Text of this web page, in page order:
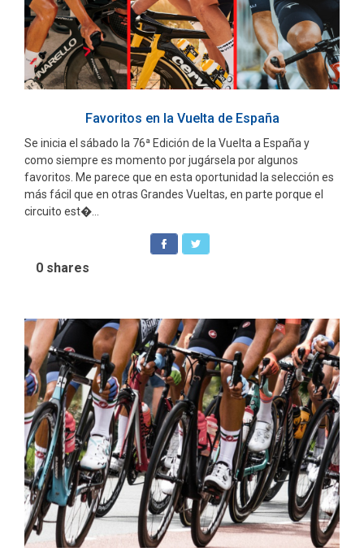
Favoritos en la Vuelta de España
Se inicia el sábado la 76ª Edición de la Vuelta a España y
como siempre es momento por jugársela por algunos
favoritos. Me parece que en esta oportunidad la selección es
más fácil que en otras Grandes Vueltas, en parte porque el
circuito est�...
0 shares